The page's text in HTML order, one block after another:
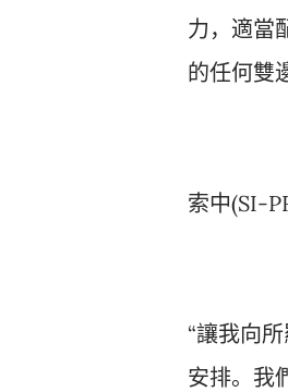
力，適當
的任何雙
索中(SI-
“讓我向
安排。我